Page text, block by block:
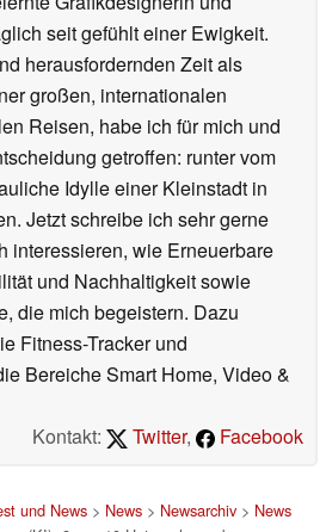
seit gefühlt einer Ewigkeit.
herausfordernden Zeit als
großen, internationalen
Reisen, habe ich für mich und
getroffen: runter vom
Idylle einer Kleinstadt in
Jetzt schreibe ich sehr gerne
interessieren, wie Erneuerbare
und Nachhaltigkeit sowie
die mich begeistern. Dazu
Fitness-Tracker und
Bereiche Smart Home, Video &
Kontakt:
Twitter, Facebook
und News> News> Newsarchiv> News